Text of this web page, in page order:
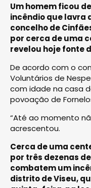
Um homem ficou
incêndio que lavra
concelho de
por cerca de uma
revelou hoje fonte
De acordo com o
Voluntários de
com idade na casa
povoação de
“Até ao momento
acrescentou.
Cerca de uma
por três dezenas
combatem um
distrito de Viseu,